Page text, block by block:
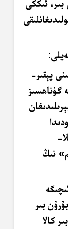
بىر، ئىككى
پېقىر-
گۇناھسىز
نىڭ
بىر
كالا